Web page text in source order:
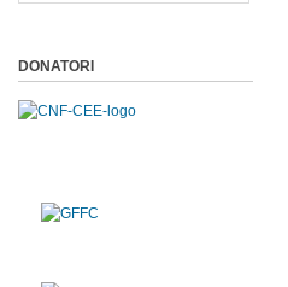
DONATORI